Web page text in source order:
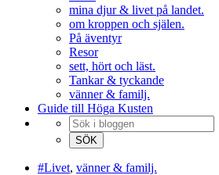
mina djur & livet på landet.
om kroppen och själen.
På äventyr
Resor
sett, hört och läst.
Tankar & tyckande
vänner & familj.
Guide till Höga Kusten
#Livet, vänner & familj.